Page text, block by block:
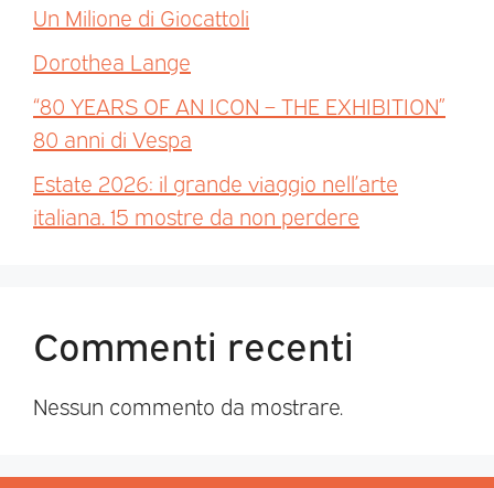
Un Milione di Giocattoli
Dorothea Lange
“80 YEARS OF AN ICON – THE EXHIBITION”
80 anni di Vespa
Estate 2026: il grande viaggio nell’arte
italiana. 15 mostre da non perdere
Commenti recenti
Nessun commento da mostrare.